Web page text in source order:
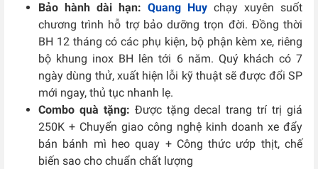
Bảo hành dài hạn: Quang Huy chạy xuyên suốt
chương trình hỗ trợ bảo dưỡng trọn đời. Đồng thời
BH 12 tháng có các phụ kiện, bộ phận kèm xe, riêng
bộ khung inox BH lên tới 6 năm. Quý khách có 7
ngày dùng thử, xuất hiện lỗi kỹ thuật sẽ được đổi SP
mới ngay, thủ tục nhanh lẹ.
Combo quà tặng: Được tặng decal trang trí trị giá
250K + Chuyển giao công nghệ kinh doanh xe đẩy
bán bánh mì heo quay + Công thức ướp thịt, chế
biến sao cho chuẩn chất lượng